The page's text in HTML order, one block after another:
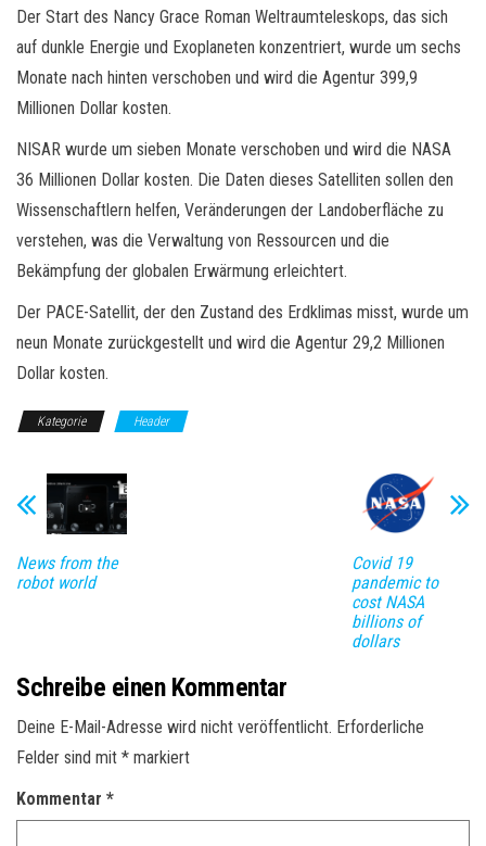
Der Start des Nancy Grace Roman Weltraumteleskops, das sich
auf dunkle Energie und Exoplaneten konzentriert, wurde um sechs
Monate nach hinten verschoben und wird die Agentur 399,9
Millionen Dollar kosten.
NISAR wurde um sieben Monate verschoben und wird die NASA
36 Millionen Dollar kosten. Die Daten dieses Satelliten sollen den
Wissenschaftlern helfen, Veränderungen der Landoberfläche zu
verstehen, was die Verwaltung von Ressourcen und die
Bekämpfung der globalen Erwärmung erleichtert.
Der PACE-Satellit, der den Zustand des Erdklimas misst, wurde um
neun Monate zurückgestellt und wird die Agentur 29,2 Millionen
Dollar kosten.
Kategorie Header
News from the
robot world
Covid 19
pandemic to
cost NASA
billions of
dollars
Schreibe einen Kommentar
Deine E-Mail-Adresse wird nicht veröffentlicht. Erforderliche
Felder sind mit * markiert
Kommentar *